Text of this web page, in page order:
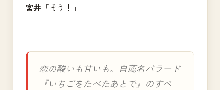
宮井 「そう！」
恋の酸いも甘いも。自薦名バラード
『いちごをたべたあとで』のすべ